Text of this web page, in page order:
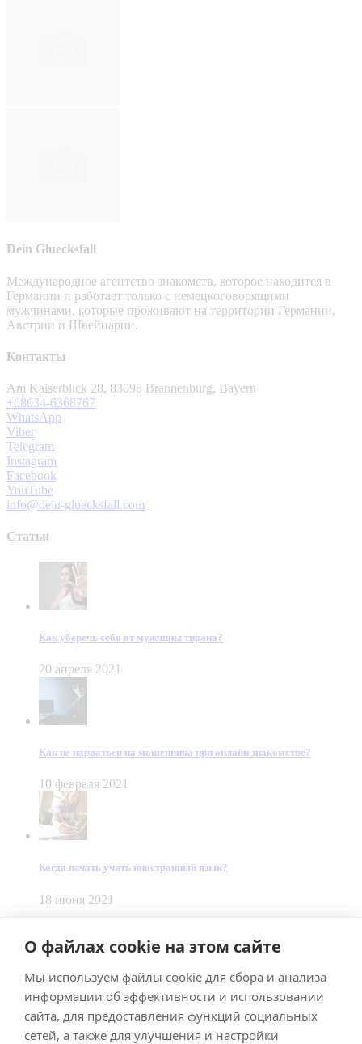
О файлах cookie на этом сайте
Мы используем файлы cookie для сбора и анализа
информации об эффективности и использовании
сайта, для предоставления функций социальных
сетей, а также для улучшения и настройки
Dein Gluecksfall
Международное агентство знакомств, которое находится в
Германии и работает только с немецкоговорящими
мужчинами, которые проживают на территории Германии,
Австрии и Швейцарии.
Контакты
Am Kaiserblick 28, 83098 Brannenburg, Bayern
+08034-6368767
WhatsApp
Viber
Telegram
Instagram
Facebook
YouTube
info@dein-gluecksfall.com
Статьи
Как уберечь себя от мужчины тирана?
20 апреля 2021
Как не нарваться на мошенника при онлайн знакомстве?
10 февраля 2021
Когда начать учить иностранный язык?
18 июня 2021
Made bySmart Team
ImpressumDatenschutz
Подписывайтесь на меня в Телеграм